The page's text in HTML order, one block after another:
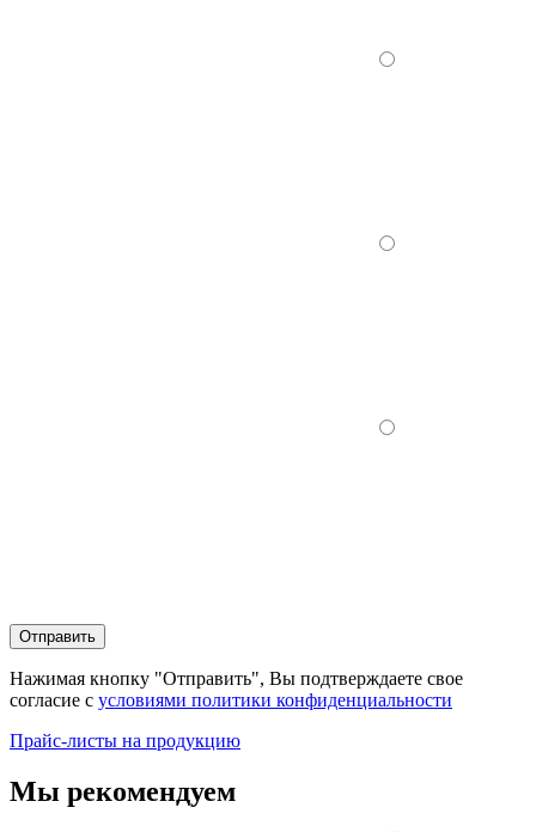
Отправить
Нажимая кнопку "Отправить", Вы подтверждаете свое
согласие с условиями политики конфиденциальности
Прайс-листы на продукцию
Мы рекомендуем